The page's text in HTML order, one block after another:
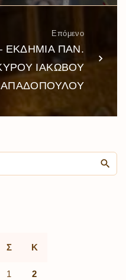
Επόμενο
ΕΚΔΗΜΙΑ ΠΑΝ.
ΙΑΚΩΒΟΥ
Σ Κ
1 2